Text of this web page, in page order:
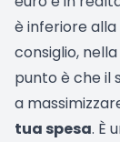
è inferiore alla
consiglio,
punto è che il
a
tua spesa. È